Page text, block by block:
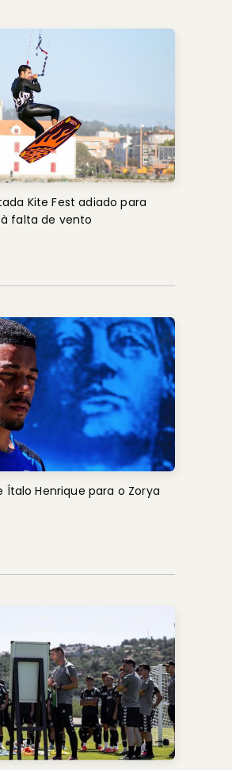
Kite Fest adiado para
falta de vento
Ítalo Henrique para o Zorya